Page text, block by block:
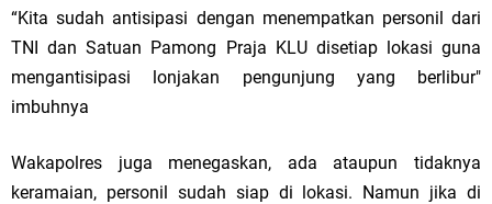
“Kita sudah antisipasi dengan menempatkan personil dari
TNI dan Satuan Pamong Praja KLU disetiap lokasi guna
mengantisipasi lonjakan pengunjung yang berlibur"
imbuhnya
Wakapolres juga menegaskan, ada ataupun tidaknya
keramaian, personil sudah siap di lokasi. Namun jika di